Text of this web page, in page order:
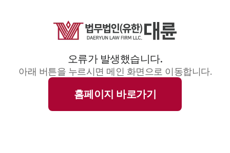
오류가 발생했습니다.
아래 버튼을 누르시면 메인 화면으로 이동합니다.
홈페이지 바로가기